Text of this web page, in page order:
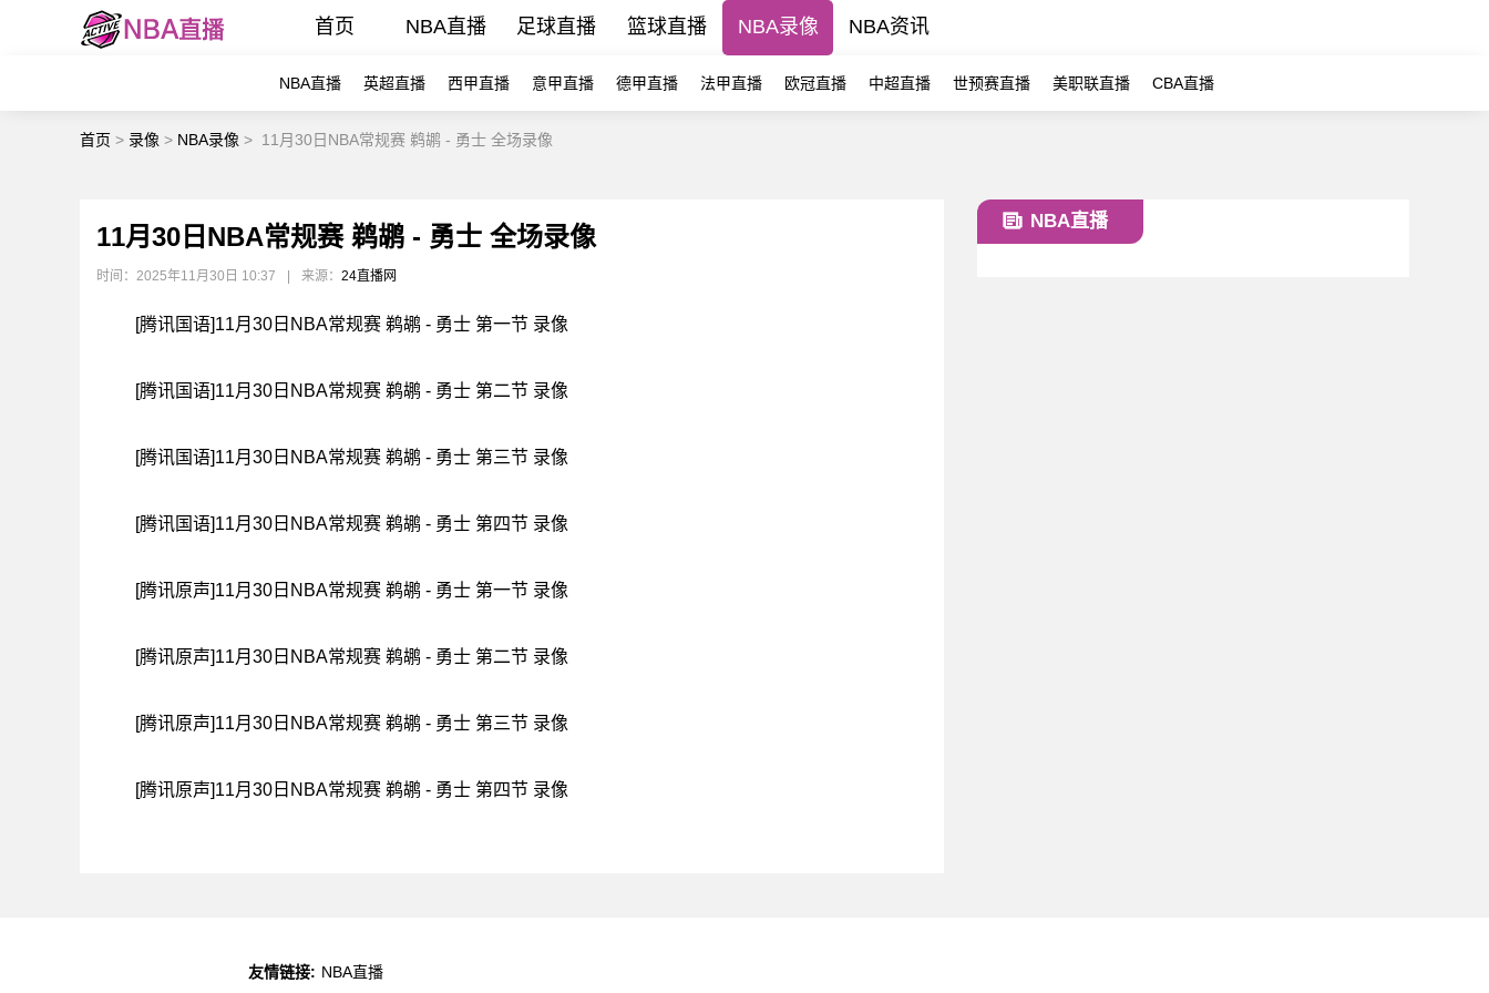
首页 NBA直播 足球直播 篮球直播 NBA录像 NBA资讯
NBA直播 英超直播 西甲直播 意甲直播 德甲直播 法甲直播 欧冠直播 中超直播 世预赛直播 美职联直播 CBA直播
首页 > 录像 > NBA录像 > 11月30日NBA常规赛 鹈鹕 - 勇士 全场录像
11月30日NBA常规赛 鹈鹕 - 勇士 全场录像
时间：2025年11月30日 10:37 来源： 24直播网
[腾讯国语]11月30日NBA常规赛 鹈鹕 - 勇士 第一节 录像
[腾讯国语]11月30日NBA常规赛 鹈鹕 - 勇士 第二节 录像
[腾讯国语]11月30日NBA常规赛 鹈鹕 - 勇士 第三节 录像
[腾讯国语]11月30日NBA常规赛 鹈鹕 - 勇士 第四节 录像
[腾讯原声]11月30日NBA常规赛 鹈鹕 - 勇士 第一节 录像
[腾讯原声]11月30日NBA常规赛 鹈鹕 - 勇士 第二节 录像
[腾讯原声]11月30日NBA常规赛 鹈鹕 - 勇士 第三节 录像
[腾讯原声]11月30日NBA常规赛 鹈鹕 - 勇士 第四节 录像
NBA直播
友情链接: NBA直播